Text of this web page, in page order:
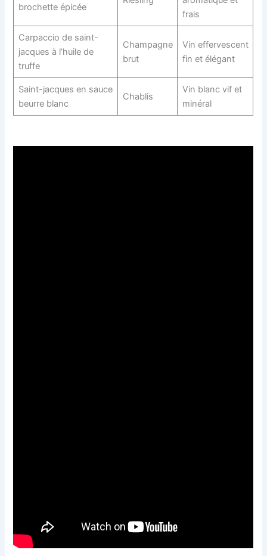
brochette épicée
frais
Carpaccio de saint-
jacques à l’huile de
truffe
Champagne
brut
Vin effervescent
fin et élégant
Saint-jacques en sauce
beurre blanc
Chablis
Vin blanc vif et
minéral